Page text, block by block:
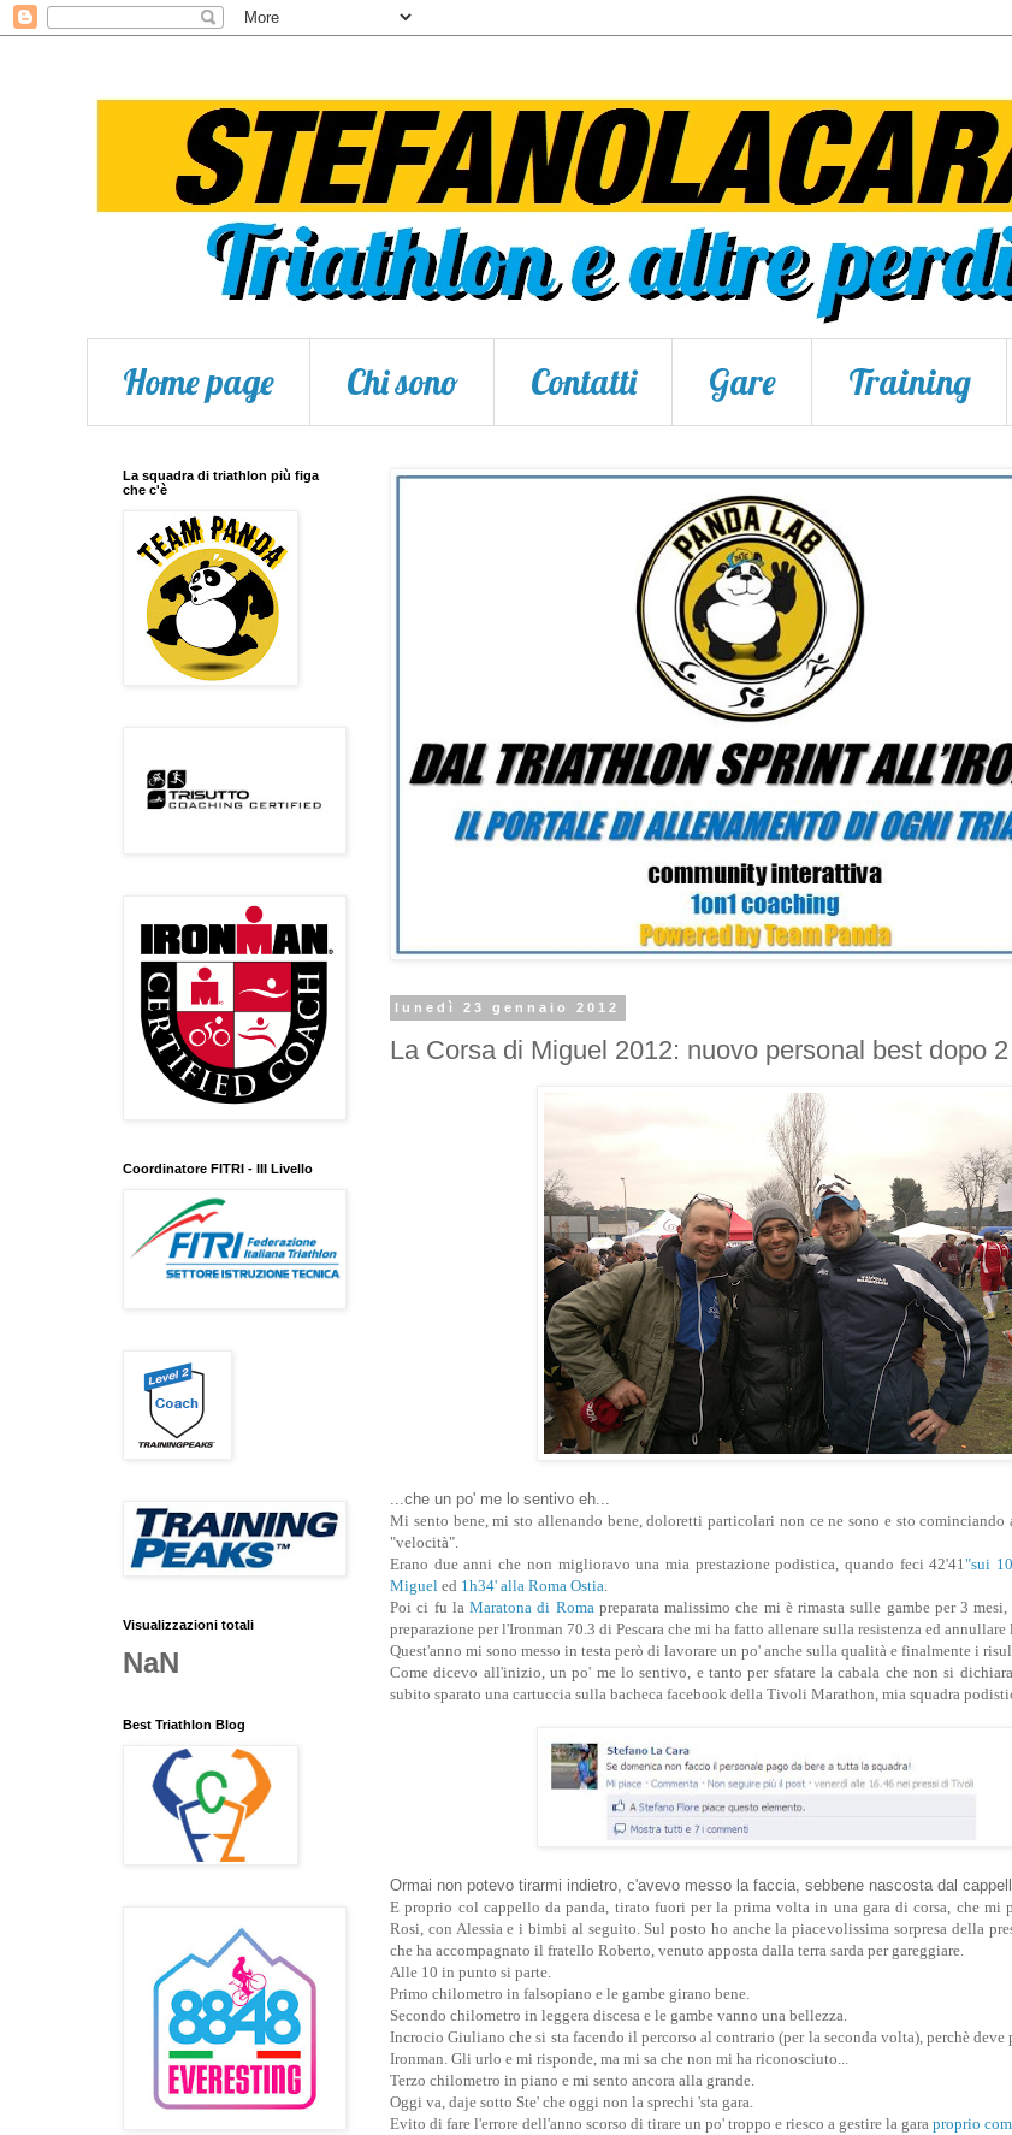
Home page Chi sono Contatti Gare Training
lunedì 23 gennaio 2012
La Corsa di Miguel 2012: nuovo personal best dopo
...che un po' me lo sentivo eh...
Mi sento bene, mi sto allenando bene, doloretti particolari non ce ne sono e sto cominciando
"velocità".
Erano due anni che non miglioravo una mia prestazione podistica, quando feci 42'41"sui
Miguel ed 1h34' alla Roma Ostia.
Poi ci fu laMaratona di Romapreparata malissimo che mi è rimasta sulle gambe per 3
preparazione per l'Ironman 70.3 di Pescara che mi ha fatto allenare sulla resistenza ed
Quest'anno mi sono messo in testa però di lavorare un po' anche sulla qualità e finalmente i
Come dicevo all'inizio, un po' me lo sentivo, e tanto per sfatare la cabala che non si
subito sparato una cartuccia sulla bacheca facebook della Tivoli Marathon, mia squadra
Ormai non potevo tirarmi indietro, c'avevo messo la faccia, sebbene nascosta dal
E proprio col cappello da panda, tirato fuori per la prima volta in una gara di corsa, che mi
Rosi, con Alessia e i bimbi al seguito. Sul posto ho anche la piacevolissima sorpresa della
che ha accompagnato il fratello Roberto, venuto apposta dalla terra sarda per gareggiare.
Alle 10 in punto si parte.
Primo chilometro in falsopiano e le gambe girano bene.
Secondo chilometro in leggera discesa e le gambe vanno una bellezza.
Incrocio Giuliano che si sta facendo il percorso al contrario (per la seconda volta), perchè deve
Ironman. Gli urlo e mi risponde, ma mi sa che non mi ha riconosciuto...
Terzo chilometro in piano e mi sento ancora alla grande.
Oggi va, daje sotto Ste' che oggi non la sprechi 'sta gara.
Evito di fare l'errore dell'anno scorso di tirare un po' troppo e riesco a gestire la gara proprio
La squadra di triathlon più figa
che c'è
Coordinatore FITRI - III Livello
Visualizzazioni totali
NaN
Best Triathlon Blog